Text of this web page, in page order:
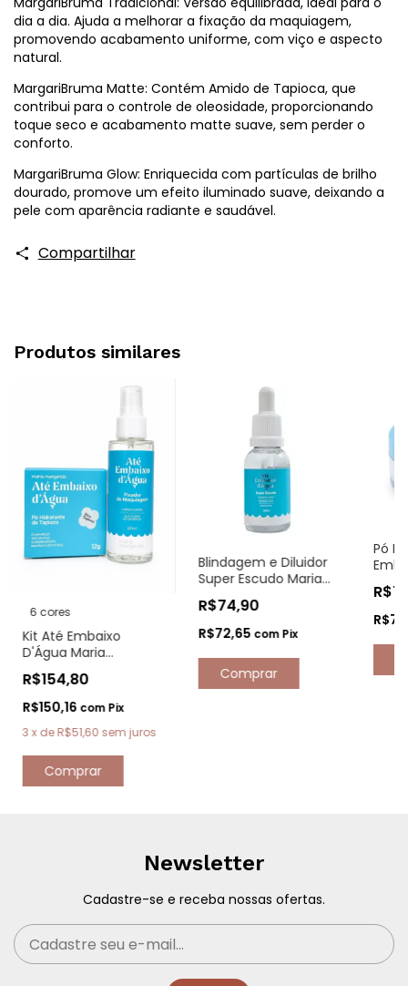
dia a dia. Ajuda a melhorar a fixação da maquiagem,
promovendo acabamento uniforme, com viço e aspecto
natural.
MargariBruma Matte: Contém Amido de Tapioca, que
contribui para o controle de oleosidade, proporcionando
toque seco e acabamento matte suave, sem perder o
conforto.
MargariBruma Glow: Enriquecida com partículas de brilho
dourado, promove um efeito iluminado suave, deixando a
pele com aparência radiante e saudável.
Compartilhar
Produtos similares
6 cores
Kit Até Embaixo
D'Água Maria
Margarida
R$154,80
R$150,16 comPix
3 xdeR$51,60 sem juros
Comprar
Blindagem e Diluidor
Super Escudo Maria
Margarida
R$74,90
R$72,65 com Pix
Pó
Newsletter
Cadastre-se e receba nossas ofertas.